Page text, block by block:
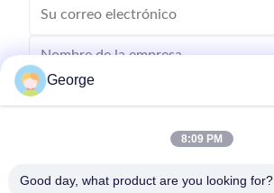
George
8:09 PM
Good day, what product are you looking for?